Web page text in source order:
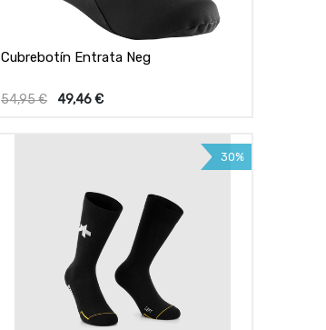
Cubrebotín Entrata Neg
54,95€ 49,46€
30%